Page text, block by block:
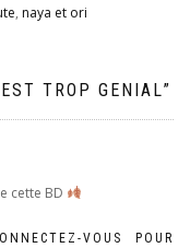
, naya et ori
TROP GENIAL”
cette BD
VOUS POUR